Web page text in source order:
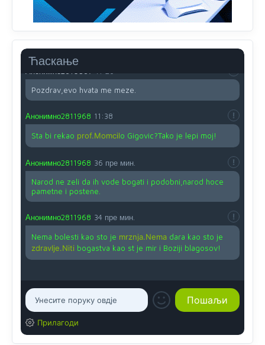
Ћаскање
Анонимно2810587
11:24
Pozdrav,evo hvata me meze.
Анонимно2811968 11:38
Sta bi rekao prof.Momcilo Gigovic?Tako je lepi moj!
Анонимно2811968 36 пре мин.
Narod ne zeli da ih vode bogati i podobni,narod hoce
pametne i postene.
Анонимно2811968 34 пре мин.
Nema bolesti kao sto je mrznja.Nemadara kao sto je
zdravlje.Niti bogastva kao st je mir i Boziji blagosov!
Прилагоди